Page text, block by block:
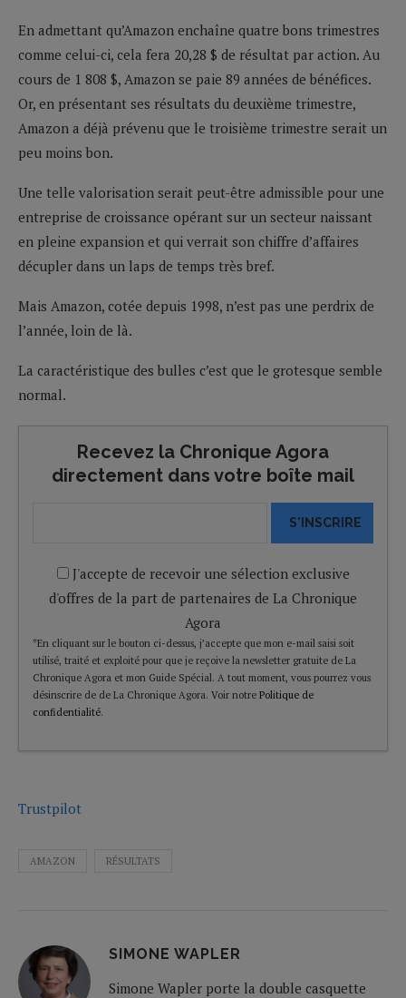
En admettant qu’Amazon enchaîne quatre bons trimestres
comme celui-ci, cela fera 20,28 $ de résultat par action. Au
cours de 1 808 $, Amazon se paie 89 années de bénéfices.
Or, en présentant ses résultats du deuxième trimestre,
Amazon a déjà prévenu que le troisième trimestre serait un
peu moins bon.
Une telle valorisation serait peut-être admissible pour une
entreprise de croissance opérant sur un secteur naissant
en pleine expansion et qui verrait son chiffre d’affaires
décupler dans un laps de temps très bref.
Mais Amazon, cotée depuis 1998, n’est pas une perdrix de
l’année, loin de là.
La caractéristique des bulles c’est que le grotesque semble
normal.
Recevez la Chronique Agora
directement dans votre boîte mail
S'INSCRIRE
J'accepte de recevoir une sélection exclusive
d'offres de la part de partenaires de La Chronique
Agora
*En cliquant sur le bouton ci-dessus, j’accepte que mon e-mail saisi soit
utilisé, traité et exploité pour que je reçoive la newsletter gratuite de La
Chronique Agora et mon Guide Spécial. A tout moment, vous pourrez vous
désinscrire de de La Chronique Agora. Voir notre Politique de
confidentialité.
Trustpilot
AMAZON RÉSULTATS
SIMONE WAPLER
Simone Wapler porte la double casquette